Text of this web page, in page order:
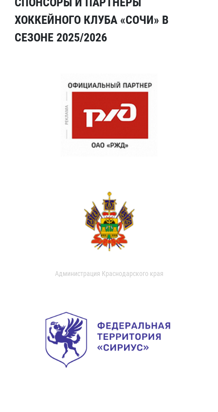
ХОККЕЙНОГО КЛУБА «СОЧИ» В
СЕЗОНЕ 2025/2026
Администрация Краснодарского края